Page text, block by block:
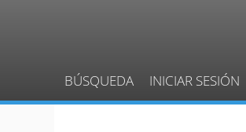
BÚSQUEDA INICIAR SESIÓN